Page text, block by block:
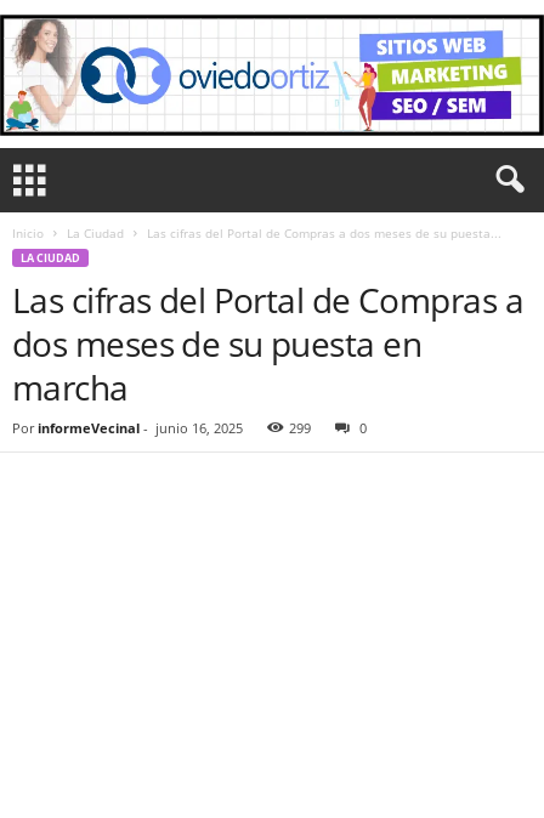
Inicio La Ciudad Las cifras del Portal de Compras a dos meses de su puesta...
LA CIUDAD
Las cifras del Portal de Compras a
dos meses de su puesta en
marcha
Por informeVecinal - junio 16, 2025 299 0